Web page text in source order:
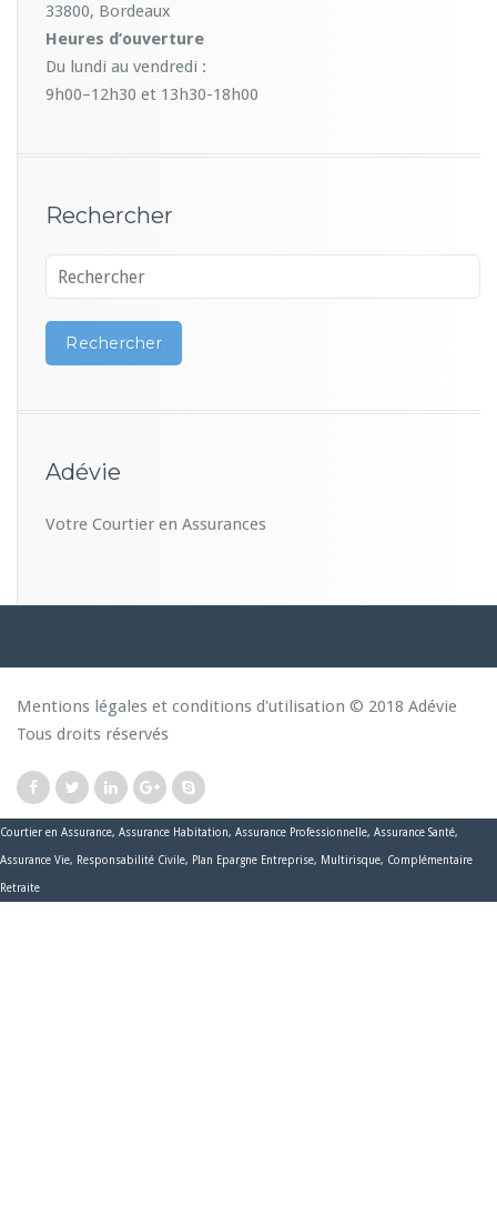
33800, Bordeaux
Heures d’ouverture
Du lundi au vendredi :
9h00–12h30 et 13h30-18h00
Rechercher
Adévie
Votre Courtier en Assurances
Mentions légales et conditions d'utilisation © 2018 Adévie
Tous droits réservés
Courtier en Assurance, Assurance Habitation, Assurance Professionnelle, Assurance Santé,
Assurance Vie, Responsabilité Civile, Plan Epargne Entreprise, Multirisque, Complémentaire
Retraite